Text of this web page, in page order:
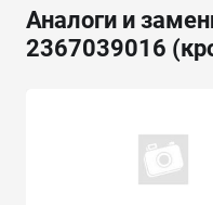
Аналоги и
2367039016